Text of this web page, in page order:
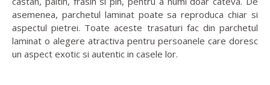
asemenea, parchetul laminat poate sa reproduca chiar si
aspectul pietrei. Toate aceste trasaturi fac din parchetul
laminat o alegere atractiva pentru persoanele care doresc
un aspect exotic si autentic in casele lor.